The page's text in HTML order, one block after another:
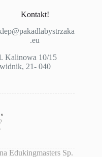
Kontakt!
.eu
Kalinowa 10/15
21- 040
Edukingmasters Sp.